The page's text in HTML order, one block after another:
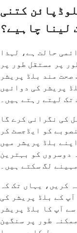
کتنی
لینا چاہیے؟
حالت ہے، لہذا
پر مستقل طور پر
مند بلڈ پریشر
پریشر کی دوائیں
تک لیتے رہتے ہیں۔
کی نگرانی کرے گا
کو ایڈجسٹ کر
4 ہفتوں میں اپنے بلڈ پریشر میں
دوسروں کو بہترین
لگ سکتے ہیں۔
کریں، یہاں تک کہ
کے بلڈ پریشر کی
آپ کا بلڈ پریشر
طور پر سنگین